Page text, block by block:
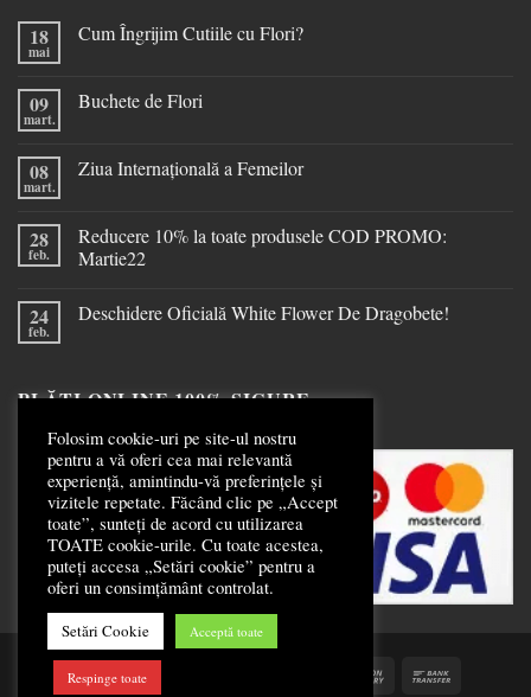
18
mai
Cum Îngrijim Cutiile cu Flori?
09
mart.
Buchete de Flori
08
mart.
Ziua Internațională a Femeilor
28
feb.
Reducere 10% la toate produsele COD PROMO:
Martie22
24
feb.
Deschidere Oficială White Flower De Dragobete!
PLĂȚI ONLINE 100% SIGURE
Folosim cookie-uri pe site-ul nostru
pentru a vă oferi cea mai relevantă
experiență, amintindu-vă preferințele și
vizitele repetate. Făcând clic pe „Accept
toate”, sunteți de acord cu utilizarea
TOATE cookie-urile. Cu toate acestea,
puteți accesa „Setări cookie” pentru a
oferi un consimțământ controlat.
Setări Cookie Acceptă toate
Respinge toate